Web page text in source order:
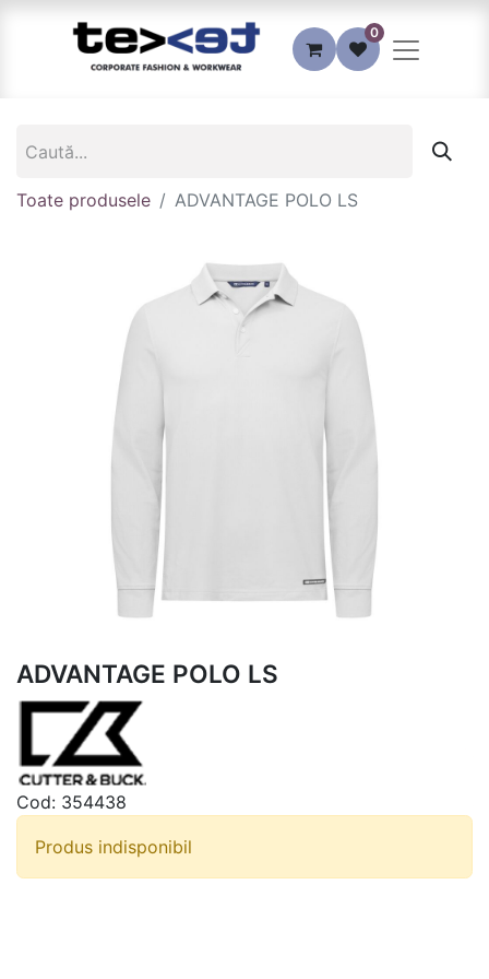
0
Toate produsele ADVANTAGE POLO LS
ADVANTAGE POLO LS
Cod: 354438
Produs indisponibil